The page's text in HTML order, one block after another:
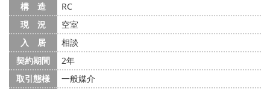
構 造
RC
現 況
空室
入 居
相談
契約期間
2年
取引態様
一般媒介